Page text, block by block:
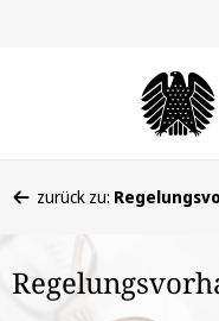
befinden
hier:
zurück zu: